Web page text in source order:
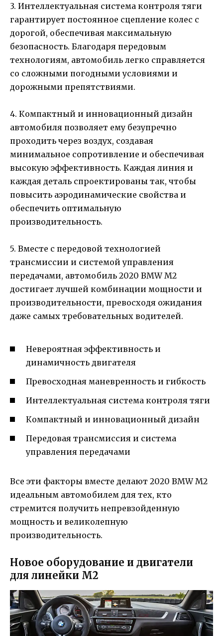
3. Интеллектуальная система контроля тяги
гарантирует постоянное сцепление колес с
дорогой, обеспечивая максимальную
безопасность. Благодаря передовым
технологиям, автомобиль легко справляется
со сложными погодными условиями и
дорожными препятствиями.
4. Компактный и инновационный дизайн
автомобиля позволяет ему безупречно
проходить через воздух, создавая
минимальное сопротивление и обеспечивая
высокую эффективность. Каждая линия и
каждая деталь спроектированы так, чтобы
повысить аэродинамические свойства и
обеспечить оптимальную
производительность.
5. Вместе с передовой технологией
трансмиссии и системой управления
передачами, автомобиль 2020 BMW M2
достигает лучшей комбинации мощности и
производительности, превосходя ожидания
даже самых требовательных водителей.
Невероятная эффективность и
динамичность двигателя
Превосходная маневренность и гибкость
Интеллектуальная система контроля тяги
Компактный и инновационный дизайн
Передовая трансмиссия и система
управления передачами
Все эти факторы вместе делают 2020 BMW M2
идеальным автомобилем для тех, кто
стремится получить непревзойденную
мощность и великолепную
производительность.
Новое оборудование и двигатели
для линейки M2